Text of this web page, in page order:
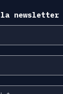
newsletter